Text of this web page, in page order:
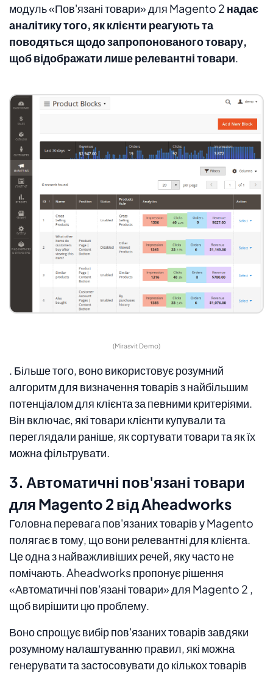
модуль «Пов'язані товари» для Magento 2 надає
аналітику того, як клієнти реагують та
поводяться щодо запропонованого товару,
щоб відображати лише релевантні товари.
(Mirasvit Demo)
. Більше того, воно використовує розумний
алгоритм для визначення товарів з найбільшим
потенціалом для клієнта за певними критеріями.
Він включає, які товари клієнти купували та
переглядали раніше, як сортувати товари та як їх
можна фільтрувати.
3. Автоматичні пов'язані товари
для Magento 2 від Aheadworks
Головна перевага пов'язаних товарів у Magento
полягає в тому, що вони релевантні для клієнта.
Це одна з найважливіших речей, яку часто не
помічають. Aheadworks пропонує рішення
«Автоматичні пов'язані товари» для Magento 2 ,
щоб вирішити цю проблему.
Воно спрощує вибір пов'язаних товарів завдяки
розумному налаштуванню правил, які можна
генерувати та застосовувати до кількох товарів